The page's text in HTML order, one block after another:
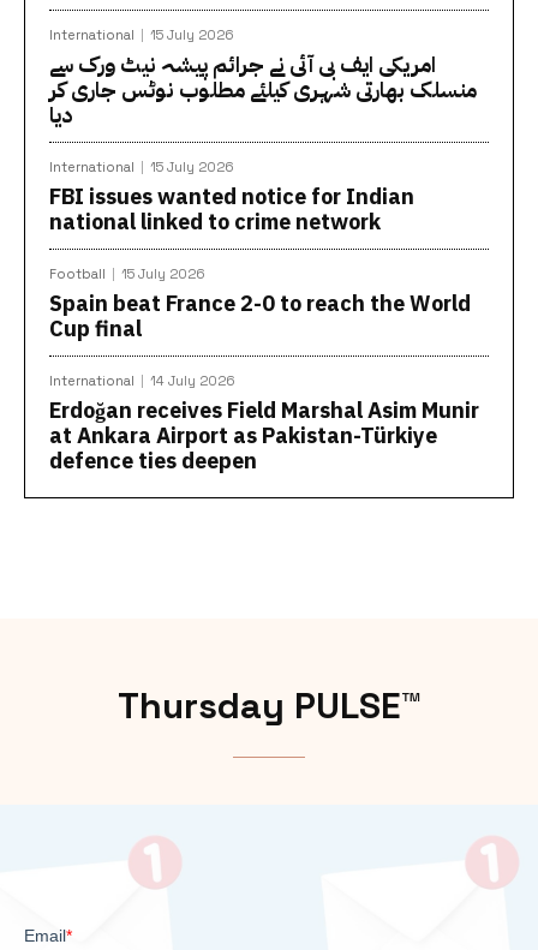
International 15 July 2026
امریکی ایف بی آئی نے جرائم پیشہ نیٹ ورک سے
منسلک بھارتی شہری کیلئے مطلوب نوٹس جاری کر
دیا
International 15 July 2026
FBI issues wanted notice for Indian
national linked to crime network
Football 15 July 2026
Spain beat France 2-0 to reach the World
Cup final
International 14 July 2026
Erdoğan receives Field Marshal Asim Munir
at Ankara Airport as Pakistan-Türkiye
defence ties deepen
Thursday PULSE™